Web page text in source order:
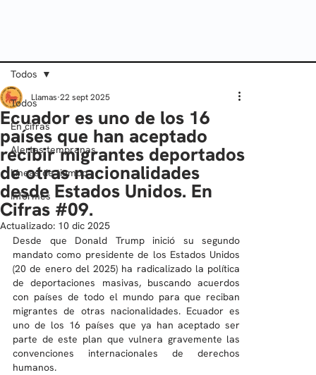
Todos
En cifras
Alertas tempranas
Líneas de tiempo
Informes
Todos
Ecuador es uno de los 16
países que han aceptado
recibir migrantes deportados
de otras nacionalidades
desde Estados Unidos. En
Cifras #09.
Llamas 22 sept 2025
Actualizado: 10 dic 2025
Desde que Donald Trump inició su segundo
mandato como presidente de los Estados Unidos
(20 de enero del 2025) ha radicalizado la política
de deportaciones masivas, buscando acuerdos
con países de todo el mundo para que reciban
migrantes de otras nacionalidades. Ecuador es
uno de los 16 países que ya han aceptado ser
parte de este plan que vulnera gravemente las
convenciones internacionales de derechos
humanos.